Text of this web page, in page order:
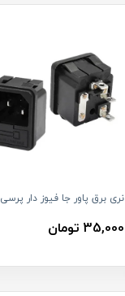
نری برق پاور جا فیوز دار پرسی
35,000 تومان